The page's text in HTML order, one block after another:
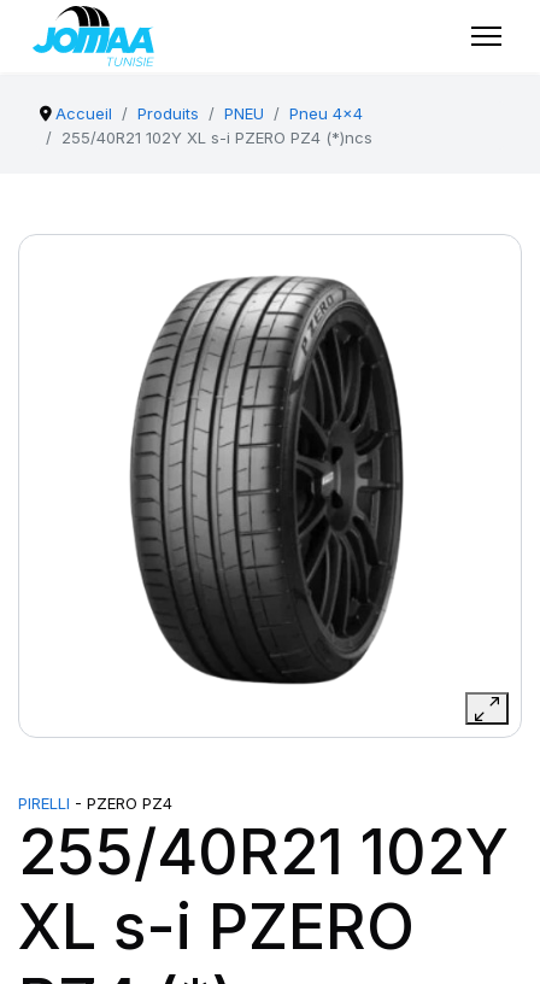
Accueil Produits PNEU
Pneu 4x4
255/40R21 102Y XL s-i PZERO PZ4 (*)ncs
PIRELLI - PZERO PZ4
255/40R21 102Y
XL s-i PZERO